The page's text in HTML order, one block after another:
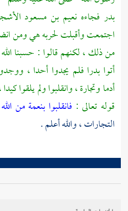
بدر فجاءه نعيم بن مسعود
اجتمعت وأقبلت لحربه هي ومن
من ذلك ، لكنهم قالوا : حسبنا
أتوا بدرا فلم يجدوا أحدا ،
أدما وتجارة ، وانقلبوا ولم يلقوا
قوله تعالى : فانقلبوا بنعمة من
التجارات ، والله أعلم .